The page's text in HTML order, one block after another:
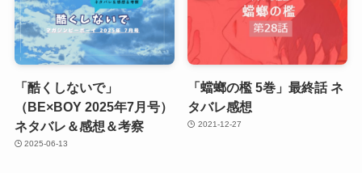
「酷くしないで」
（BE×BOY 2025年7月号）
ネタバレ＆感想＆考察
2025-06-13
「蟷螂の檻 5巻」最終話 ネ
タバレ感想
2021-12-27